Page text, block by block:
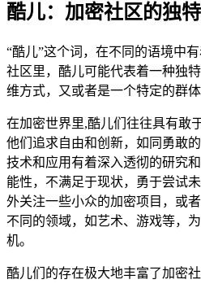
酷儿：加密社区的独
“酷儿”这个词，在不同的语境中
社区里，酷儿可能代表着一种独
维方式，又或者是一个特定的群体
在加密世界里,酷儿们往往具有敢
他们追求自由和创新，如同勇敢
技术和应用有着深入透彻的研究
能性，不满足于现状，勇于尝试
外关注一些小众的加密项目，或
不同的领域，如艺术、游戏等，
机。
酷儿们的存在极大地丰富了加密